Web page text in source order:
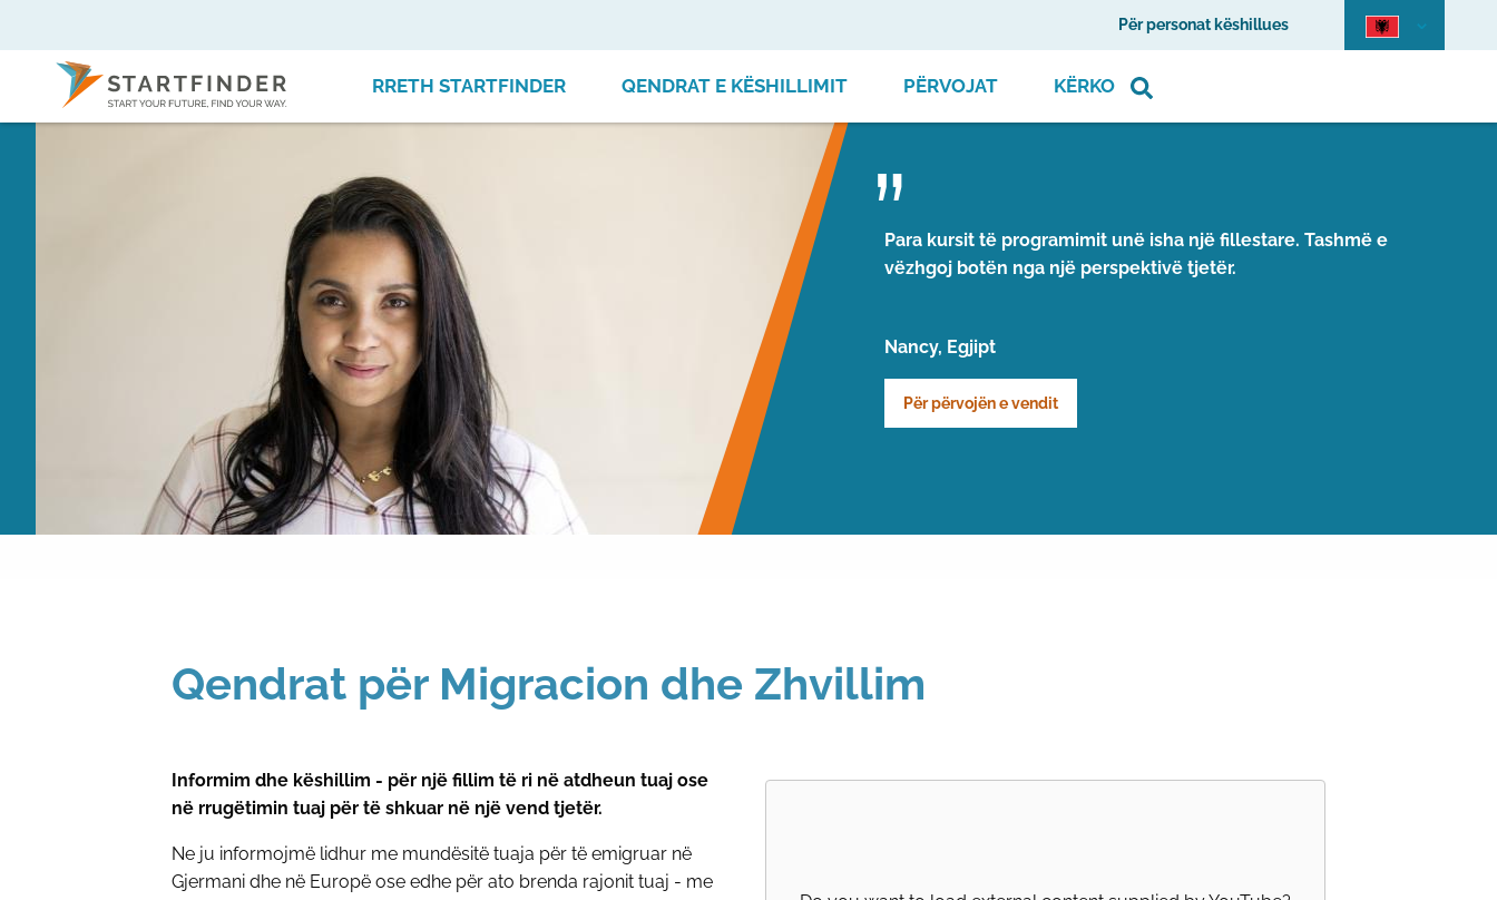
Për personat këshillues
RRETH STARTFINDER QENDRAT E KËSHILLIMIT PËRVOJAT KËRKO
Para kursit të programimit unë isha një fillestare. Tashmë e
vëzhgoj botën nga një perspektivë tjetër.
Nancy, Egjipt
Për përvojën e vendit
Qendrat për Migracion dhe Zhvillim
Informim dhe këshillim - për një fillim të ri në atdheun tuaj ose
në rrugëtimin tuaj për të shkuar në një vend tjetër.
Ne ju informojmë lidhur me mundësitë tuaja për të emigruar në
Gjermani dhe në Europë ose edhe për ato brenda rajonit tuaj - me